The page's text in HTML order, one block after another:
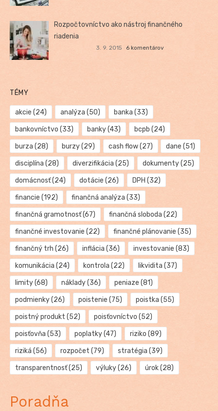
Rozpočtovníctvo ako nástroj finančného
riadenia
3. 9. 2015 6 komentárov
TÉMY
akcie (24) analýza (50) banka (33)
bankovníctvo (33) banky(43) bcpb (24)
burza (28) burzy(29) cash flow(27) dane (51)
disciplína (28) diverzifikácia (25) dokumenty(25)
domácnosť(24) dotácie (26) DPH (32)
financie (192) finančná analýza (33)
finančná gramotnosť(67) finančná sloboda (22)
finančné investovanie (22) finančné plánovanie (35)
finančný trh (26) inflácia (36) investovanie (83)
komunikácia (24) kontrola (22) likvidita (37)
limity(68) náklady(36) peniaze (81)
podmienky(26) poistenie (75) poistka (55)
poistný produkt (52) poisťovníctvo (52)
poisťovňa (53) poplatky(47) riziko (89)
riziká (56) rozpočet (79) stratégia (39)
transparentnosť(25) výluky(26) úrok(28)
Poradňa